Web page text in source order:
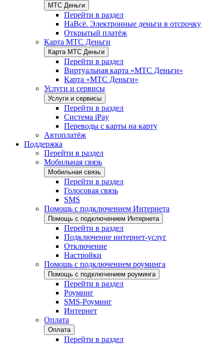
МТС Деньги
Перейти в раздел
НаВсё. Электронные деньги в отсрочку
Открытый платёж
Карта МТС Деньги
Карта МТС Деньги
Перейти в раздел
Виртуальная карта «МТС Деньги»
Карта «МТС Деньги»
Услуги и сервисы
Услуги и сервисы
Перейти в раздел
Система iPay
Переводы с карты на карту
Автоплатёж
Поддержка
Перейти в раздел
Мобильная связь
Мобильная связь
Перейти в раздел
Голосовая связь
SMS
Помощь с подключением Интернета
Помощь с подключением Интернета
Перейти в раздел
Подключение интернет-услуг
Отключение
Настройки
Помощь с подключением роуминга
Помощь с подключением роуминга
Перейти в раздел
Роуминг
SMS-Роуминг
Интернет
Оплата
Оплата
Перейти в раздел